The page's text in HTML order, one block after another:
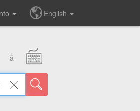
English
â